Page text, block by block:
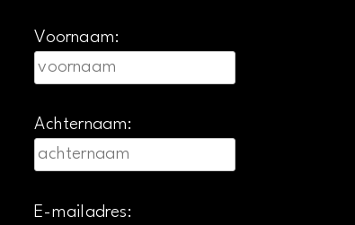
Voornaam:
Achternaam:
E-mailadres: